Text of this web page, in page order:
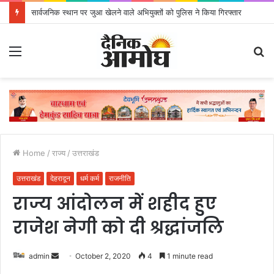
सार्वजनिक स्थान पर जुआ खेलने वाले अभियुक्तों को पुलिस ने किया गिरफ्तार
Home / राज्य / उत्तराखंड
उत्तराखंड देहरादून धर्म कर्म राजनीति
राज्य आंदोलन में शहीद हुए
राजेश नेगी को दी श्रद्धांजलि
admin October 2, 2020 4 1 minute read